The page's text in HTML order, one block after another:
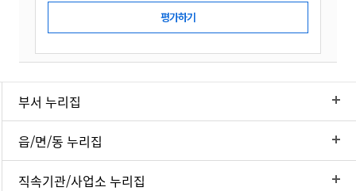
부서 누리집
읍/면/동 누리집
직속기관/사업소 누리집